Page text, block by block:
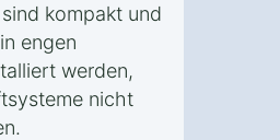
kompakt und
engen
werden,
nicht